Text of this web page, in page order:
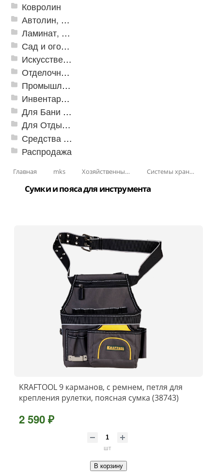
Ковролин
Автолин, Транслин, Линолеум
Ламинат, Кварцвиниловая плитка SPC
Сад и огород
Искусственная трава
Отделочные профили
Промышленный текстиль
Инвентарь для клининга
Для Бани и Сауны
Для Отдыха и Пикника
Средства от насекомых и садовых вредителей
Распродажа
Главная mks Хозяйственные принадлежности Системы хранения
Сумки и пояса для инструмента
KRAFTOOL 9 карманов, с ремнем, петля для
крепления рулетки, поясная сумка (38743)
2 590 ₽
шт
В корзину